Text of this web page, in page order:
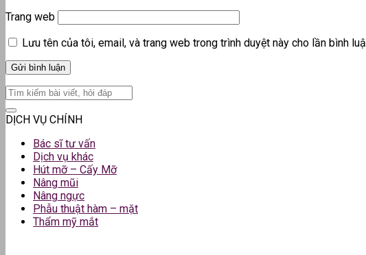
Trang web
Lưu tên của tôi, email, và trang web trong trình duyệt này cho lần bình
DỊCH VỤ CHÍNH
Bác sĩ tư vấn
Dịch vụ khác
Hút mỡ – Cấy Mỡ
Nâng mũi
Nâng ngực
Phẫu thuật hàm – mặt
Thẩm mỹ mắt